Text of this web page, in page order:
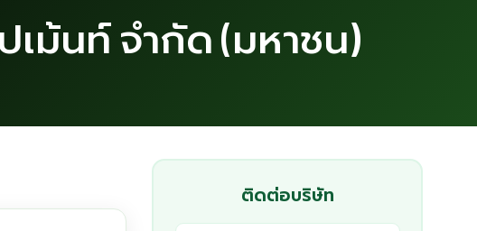
ม้นท์ จำกัด (มหาชน)
ติดต่อบริษัท